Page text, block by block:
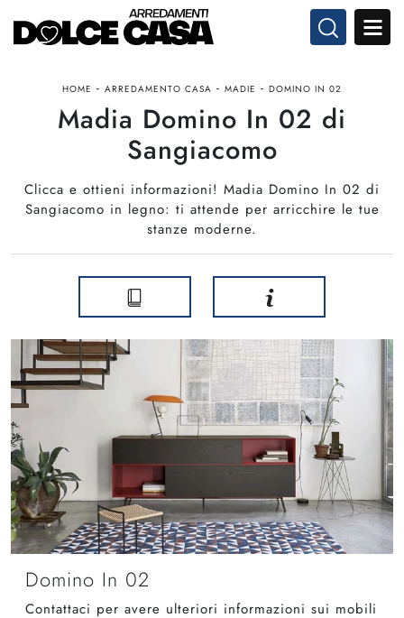
HOME - ARREDAMENTO CASA - MADIE - DOMINO IN 02
Madia Domino In 02 di
Sangiacomo
Clicca e ottieni informazioni! Madia Domino In 02 di
Sangiacomo in legno: ti attende per arricchire le tue
stanze moderne.
Domino In 02
Contattaci per avere ulteriori informazioni sui mobili